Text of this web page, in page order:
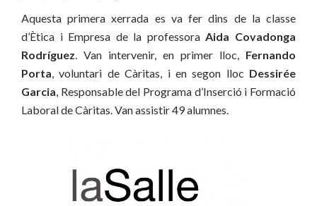
Aquesta primera xerrada es va fer dins de la classe
d’Ètica i Empresa de la professoraAida Covadonga
Rodríguez. Van intervenir, en primer lloc, Fernando
Porta, voluntari de Càritas, i en segon lloc Dessirée
Garcia, Responsable del Programa d’Inserció i Formació
Laboral de Càritas. Van assistir 49 alumnes.